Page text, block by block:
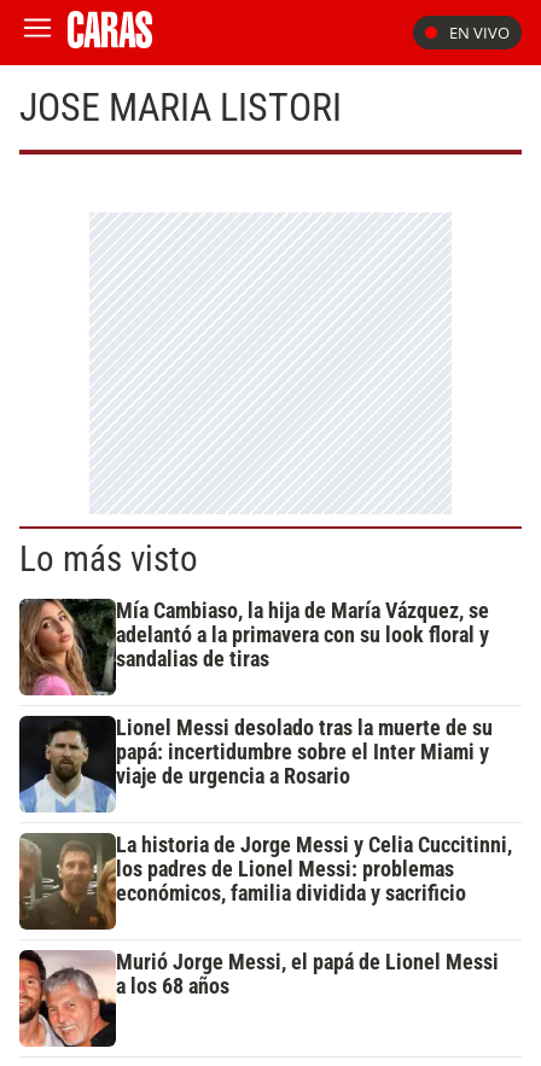
EN VIVO
JOSE MARIA LISTORI
Lo más visto
Mía Cambiaso, la hija de María Vázquez, se
adelantó a la primavera con su look floral y
sandalias de tiras
Lionel Messi desolado tras la muerte de su
papá: incertidumbre sobre el Inter Miami y
viaje de urgencia a Rosario
La historia de Jorge Messi y Celia Cuccitinni,
los padres de Lionel Messi: problemas
económicos, familia dividida y sacrificio
Murió Jorge Messi, el papá de Lionel Messi
a los 68 años